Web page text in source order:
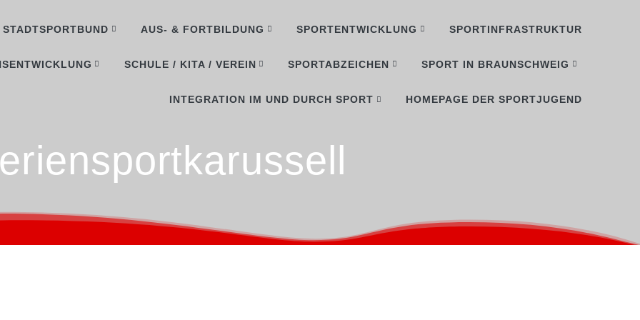
STADTSPORTBUND AUS- & FORTBILDUNG SPORTENTWICKLUNG SPORTINFRASTRUKTUR
SCHULE / KITA / VEREIN SPORTABZEICHEN SPORT IN BRAUNSCHWEIG
INTEGRATION IM UND DURCH SPORT HOMEPAGE DER SPORTJUGEND